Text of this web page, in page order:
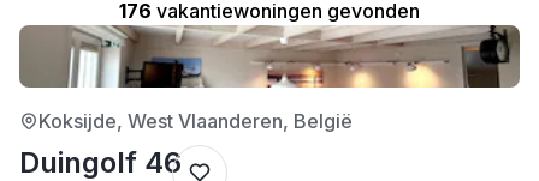
176 vakantiewoningen gevonden
5/5
Koksijde, West Vlaanderen, België
Duingolf 46